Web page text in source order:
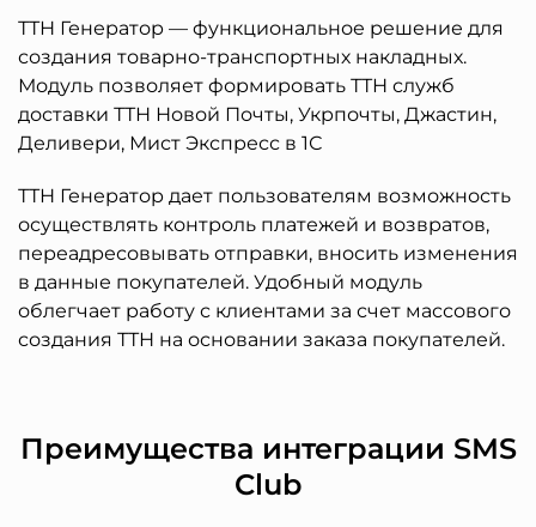
ТТН Генератор — функциональное решение для
создания товарно-транспортных накладных.
Модуль позволяет формировать ТТН служб
доставки ТТН Новой Почты, Укрпочты, Джастин,
Деливери, Мист Экспресс в 1С
ТТН Генератор дает пользователям возможность
осуществлять контроль платежей и возвратов,
переадресовывать отправки, вносить изменения
в данные покупателей. Удобный модуль
облегчает работу с клиентами за счет массового
создания ТТН на основании заказа покупателей.
Преимущества интеграции SMS
Club